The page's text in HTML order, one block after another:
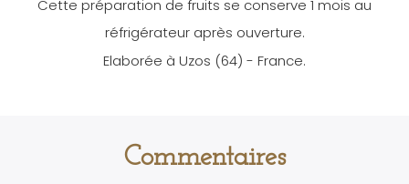
Cette préparation de fruits se conserve 1 mois au
réfrigérateur après ouverture.
Elaborée à Uzos (64) - France.
Commentaires